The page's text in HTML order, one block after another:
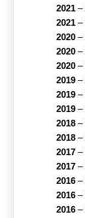
2021–
2021–
2020–
2020–
2020–
2019–
2019–
2019–
2018–
2018–
2017–
2017–
2016–
2016–
2016–